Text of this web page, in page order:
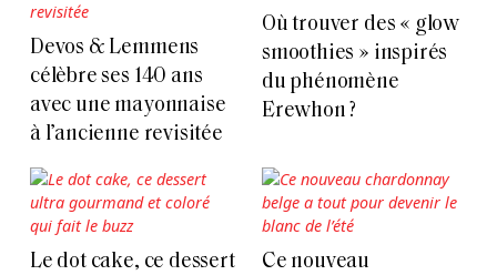
Devos & Lemmens
célèbre ses 140 ans
avec une mayonnaise
à l’ancienne revisitée
Où trouver des « glow
smoothies » inspirés
du phénomène
Erewhon ?
Le dot cake, ce dessert
Ce nouveau